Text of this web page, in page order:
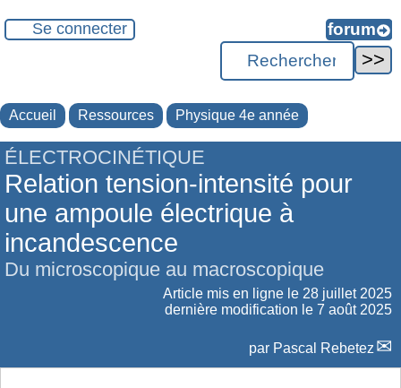
Se connecter
Accueil Ressources Physique 4e année
ÉLECTROCINÉTIQUE
Relation tension-intensité pour
une ampoule électrique à
incandescence
Du microscopique au macroscopique
Article mis en ligne le 28 juillet 2025
dernière modification le 7 août 2025
par Pascal Rebetez